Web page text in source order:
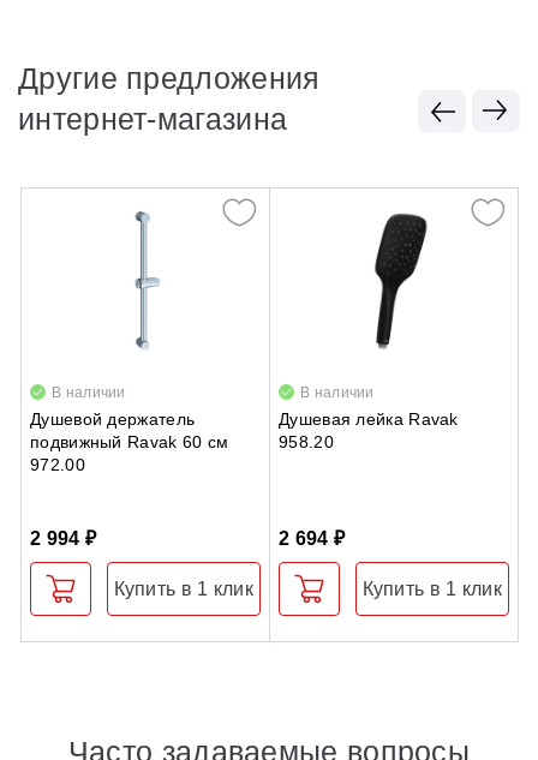
Другие предложения
интернет-магазина
В наличии
Душевой держатель
подвижный Ravak 60 см
972.00
2 994 ₽
Купить в 1 клик
В наличии
Душевая лейка Ravak
958.20
2 694 ₽
Купить в 1 клик
Часто задаваемые вопросы